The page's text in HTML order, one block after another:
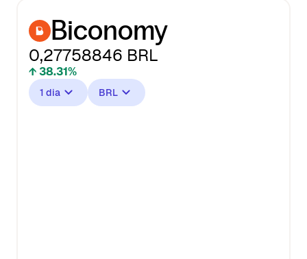
Biconomy
0,27758846 BRL
↑ 38.31%
1 dia BRL